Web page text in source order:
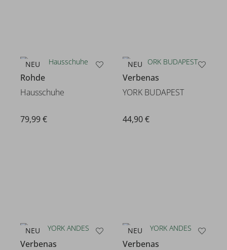
NEU
Rohde
Hausschuhe
79,99 €
NEU
Verbenas
YORK BUDAPEST
44,90 €
NEU
Verbenas
NEU
Verbenas